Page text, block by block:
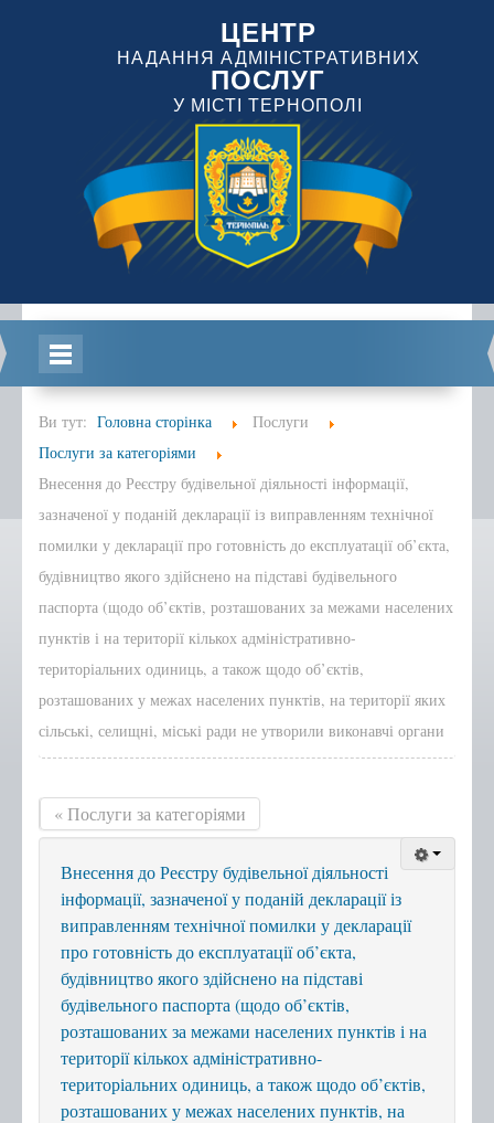
ЦЕНТР
НАДАННЯ АДМІНІСТРАТИВНИХ
ПОСЛУГ
У МІСТІ ТЕРНОПОЛІ
Головна
Інформація
Положення, Регламент
Структура
Графік роботи
Новини центру
Новини Тернопільської
міської ради
Сертифікати
Корисна інформація
Віддалені робочі місця адміністраторів ЦНАП
с.Курівці
с. Іванківці
с. Чернихів
с. Кобзарівка
с. Городище
Послуги
Послуги передбачені для захисників та
захисниць
Ви тут: Головна сторінка
Послуги
Послуги за категоріями
Внесення до Реєстру будівельної діяльності інформації,
зазначеної у поданій декларації із виправленням технічної
помилки у декларації про готовність до експлуатації об’єкта,
будівництво якого здійснено на підставі будівельного
паспорта (щодо об’єктів, розташованих за межами населених
пунктів і на території кількох адміністративно-
територіальних одиниць, а також щодо об’єктів,
розташованих у межах населених пунктів, на території яких
сільські, селищні, міські ради не утворили виконавчі органи
« Послуги за категоріями
Внесення до Реєстру будівельної діяльності
інформації, зазначеної у поданій декларації із
виправленням технічної помилки у декларації
про готовність до експлуатації об’єкта,
будівництво якого здійснено на підставі
будівельного паспорта (щодо об’єктів,
розташованих за межами населених пунктів і на
території кількох адміністративно-
територіальних одиниць, а також щодо об’єктів,
розташованих у межах населених пунктів, на